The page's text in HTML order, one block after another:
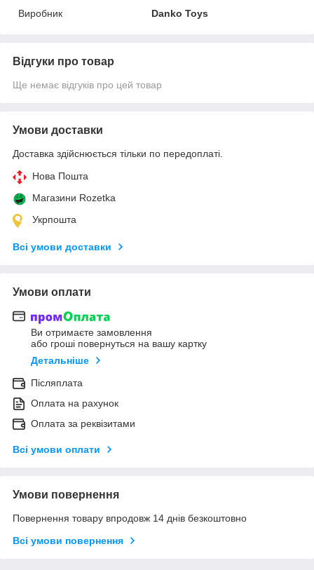
Виробник
Danko Toys
Відгуки про товар
Ще немає відгуків про цей товар
Умови доставки
Доставка здійснюється тільки по передоплаті.
Нова Пошта
Магазини Rozetka
Укрпошта
Всі умови доставки
Умови оплати
Ви отримаєте замовлення
або гроші повернуться на вашу картку
Детальніше
Післяплата
Оплата на рахунок
Оплата за реквізитами
Всі умови оплати
Умови повернення
Повернення товару впродовж 14 днів безкоштовно
Всі умови повернення